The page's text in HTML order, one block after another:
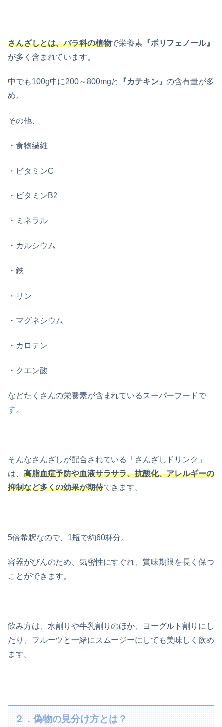
さんざしとは、バラ科の植物で栄養素 『ポリフェノール』
が多く含まれています。
中でも100g中に200～800mgと 『カテキン』 の含有量が多
め。
その他、
・食物繊維
・ビタミンC
・ビタミンB2
・ミネラル
・カルシウム
・鉄
・リン
・マグネシウム
・カロテン
・クエン酸
などたくさんの栄養素が含まれているスーパーフードで
す。
そんなさんざしが配合されている「さんざしドリンク」
は、 高脂血症予防や血液サラサラ、抗酸化、アレルギーの
抑制など多くの効果が期待できます。
5倍希釈なので、1瓶で約60杯分。
容器がびんのため、気密性にすぐれ、賞味期限を長く保つ
ことができます。
飲み方は、水割りや牛乳割りのほか、ヨーグルト割りにし
たり、フルーツと一緒にスムージーにしても美味しく飲め
ます。
２．偽物の見分け方とは？